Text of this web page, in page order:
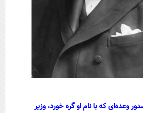
وعده‌ای که با نام او گره خورد، وزیر